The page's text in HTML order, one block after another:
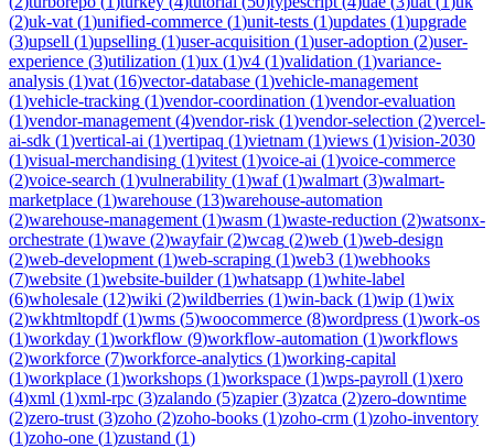
(2)uk-vat (1)unified-commerce (1)unit-tests (1)updates (1)upgrade
(3)upsell (1)upselling (1)user-acquisition (1)user-adoption (2)user-
experience (3)utilization (1)ux (1)v4 (1)validation (1)variance-
analysis (1)vat (16)vector-database (1)vehicle-management
(1)vehicle-tracking (1)vendor-coordination (1)vendor-evaluation
(1)vendor-management (4)vendor-risk (1)vendor-selection (2)vercel-
ai-sdk (1)vertical-ai (1)vertipaq (1)vietnam (1)views (1)vision-2030
(1)visual-merchandising (1)vitest (1)voice-ai (1)voice-commerce
(2)voice-search (1)vulnerability (1)waf(1)walmart (3)walmart-
marketplace (1)warehouse (13)warehouse-automation
(2)warehouse-management (1)wasm (1)waste-reduction (2)watsonx-
orchestrate (1)wave (2)wayfair(2)wcag (2)web (1)web-design
(2)web-development (1)web-scraping (1)web3 (1)webhooks
(7)website (1)website-builder(1)whatsapp (1)white-label
(6)wholesale (12)wiki (2)wildberries (1)win-back (1)wip (1)wix
(2)wkhtmltopdf(1)wms (5)woocommerce (8)wordpress (1)work-os
(1)workday (1)workflow (9)workflow-automation (1)workflows
(2)workforce (7)workforce-analytics (1)working-capital
(1)workplace (1)workshops (1)workspace (1)wps-payroll (1)xero
(4)xml (1)xml-rpc (3)zalando (5)zapier(3)zatca (2)zero-downtime
(2)zero-trust (3)zoho (2)zoho-books (1)zoho-crm (1)zoho-inventory
(1)zoho-one (1)zustand (1)